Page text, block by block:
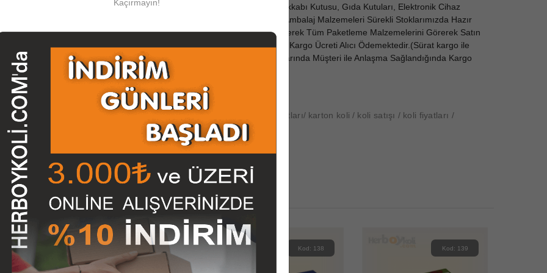
Satışını Yapmış Olduğumuz Koli, Nakliye Kutusu, Karton Kutu,Ayakkabı Kutusu, Gıda Kutuları, Elektronik Cihaz
Ayaklı Poster (Poster Ayağı), Ofset Baskılı Kutular,Koli Bandı ve Ambalaj Malzemeleri Sürekli Stoklarımızda Hazır
Satın Alabilir veya İletişim Sayfamızdan Ulaşacağınız Adresimize Gelerek Tüm Paketleme Malzemelerini Görerek Satın
1500 TL. ve Üzeri KARGO ÜCRETSİZOlup,1500 TL den AzSiparişlerde
Kargo Ücreti Alıcı Ödemektedir.(Sürat kargo ile
Teslimat Adresinin Uzaklığı ve Miktarına Göre Değişebilir, Teslimat Koşullarında Müşteri ile Anlaşma Sağlandığında Kargo
koli modelleri koli firması koli üretimi koli ebatları karton koli koli satışı koli fiyatları
oluklu mukavva koli
çift oluklu koli 25x25x15 koli
Kod: 136 Kod: 138 Kod: 139
Kaçırmayın!